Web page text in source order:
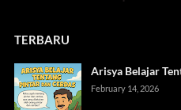
TERBARU
Arisya Belajar
February 14, 2026